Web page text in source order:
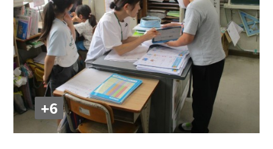
+6